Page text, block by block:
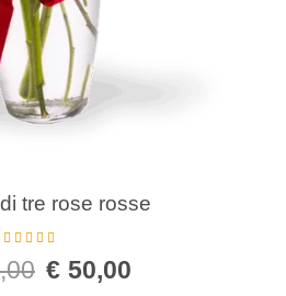
tre rose rosse
su 5
€ 50,00